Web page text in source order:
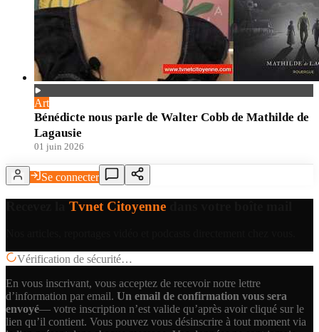
Art
Bénédicte nous parle de Walter Cobb de Mathilde de
Lagausie
01 juin 2026
Se connecter
Tvnet Citoyenne
Vérification de sécurité…
En vous inscrivant, vous acceptez de recevoir notre lettre
d’information par email. Un email de confirmation vous sera
envoyé— votre inscription n’est valide qu’après avoir cliqué sur le
lien qu’il contient. Vous pouvez vous désinscrire à tout moment via